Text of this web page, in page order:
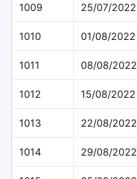
1009 25/07/2022
1010 01/08/2022
1011 08/08/2022
1012 15/08/2022
1013 22/08/2022
1014 29/08/2022